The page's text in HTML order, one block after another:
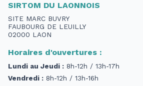
SIRTOM DU LAONNOIS
SITE MARC BUVRY
FAUBOURG DE LEUILLY
02000 LAON
Horaires d'ouvertures :
Lundi au Jeudi : 8h-12h / 13h-17h
Vendredi : 8h-12h / 13h-16h